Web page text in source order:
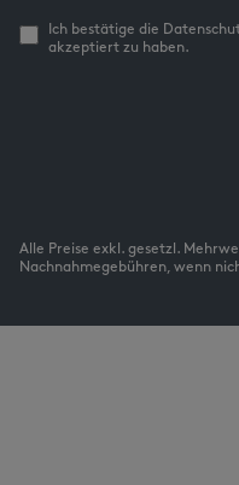
Ich bestätige die
akzeptiert zu haben.
Alle Preise exkl. gesetzl.
Nachnahmegebühren, wenn